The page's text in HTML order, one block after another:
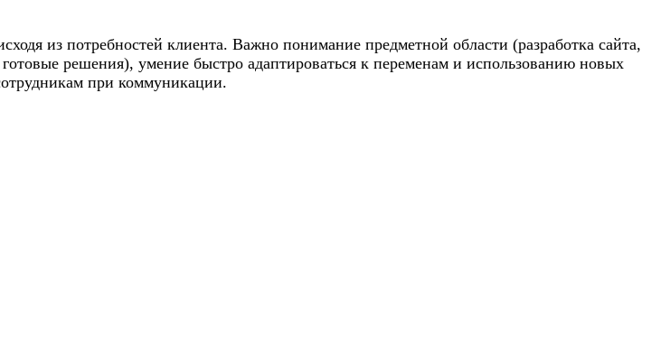
из потребностей клиента. Важно понимание предметной области (разработка сайта,
решения), умение быстро адаптироваться к переменам и использованию новых
при коммуникации.